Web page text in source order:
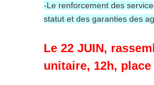
-Le renforcement des
statut et des garanties des
Le 22 JUIN,
unitaire, 12h,